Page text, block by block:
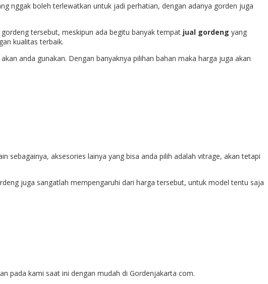
nggak boleh terlewatkan untuk jadi perhatian, dengan adanya gorden juga
tersebut, meskipun ada begitu banyak tempat jual gordeng yang
kualitas terbaik.
anda gunakan. Dengan banyaknya pilihan bahan maka harga juga akan
sebagainya, aksesories lainya yang bisa anda pilih adalah vitrage, akan tetapi
juga sangatlah mempengaruhi dari harga tersebut, untuk model tentu saja
pada kami saat ini dengan mudah di Gordenjakarta com.